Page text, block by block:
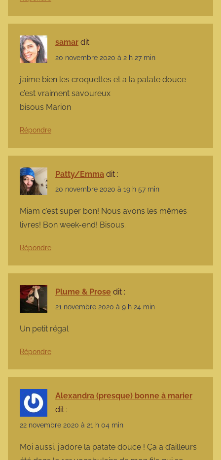
samar dit :
20 novembre 2020 à 2 h 27 min
j’aime bien les croquettes et a la patate douce
c’est vraiment savoureux
bisous Marion
Répondre
Patty/Emma dit :
20 novembre 2020 à 19 h 57 min
Miam c’est super bon! Nous avons les mêmes
livres! Bon week-end! Bisous.
Répondre
Plume & Prose dit :
21 novembre 2020 à 9 h 24 min
Un petit régal
Répondre
Alexandra (presque) bonne à marier
dit :
22 novembre 2020 à 21 h 04 min
Moi aussi, j’adore la patate douce ! Ça a d’ailleurs